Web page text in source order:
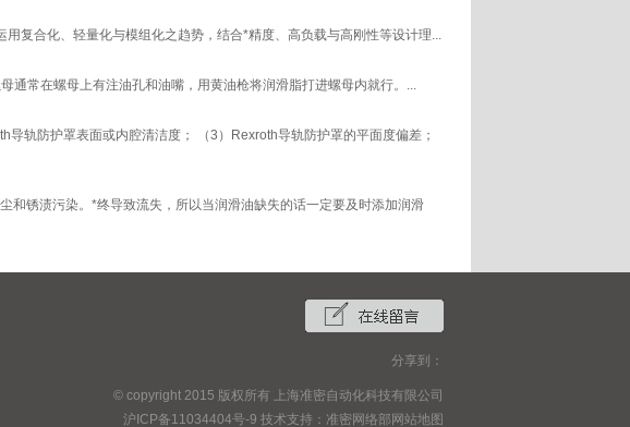
复合化、轻量化与模组化之趋势，结合*精度、高负载与高刚性等设计理...
通常在螺母上有注油孔和油嘴，用黄油枪将润滑脂打进螺母内就行。...
轨防护罩表面或内腔清洁度； （3）Rexroth导轨防护罩的平面度偏差；
锈渍污染。*终导致流失，所以当润滑油缺失的话一定要及时添加润滑
分享到：
© copyright 2015 版权所有 上海准密自动化科技有限公司
沪ICP备11034404号-9 技术支持： 准密网络部 网站地图